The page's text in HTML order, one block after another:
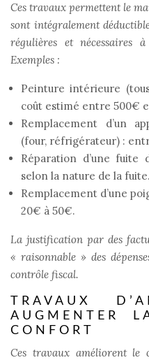
Ces travaux permettent le
sont intégralement
régulières et nécessaires
Exemples :
Peinture intérieure
coût estimé entre 500€
Remplacement d’un
(four, réfrigérateur) :
Réparation d’une fuite
selon la nature de la fuite.
Remplacement d’une
20€ à 50€.
La justification par des
« raisonnable » des
contrôle fiscal.
TRAVAUX
AUGMENTER
CONFORT
Ces travaux améliorent